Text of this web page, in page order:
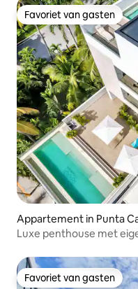
Favoriet van gasten
Favoriet van gasten
Appartement in Punta
Luxe penthouse met
Favoriet van gasten
Favoriet van gasten